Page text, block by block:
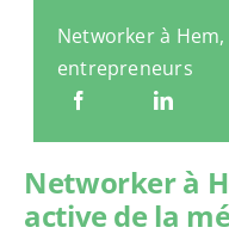
Networker à
entrepreneurs
Networker à
active de la